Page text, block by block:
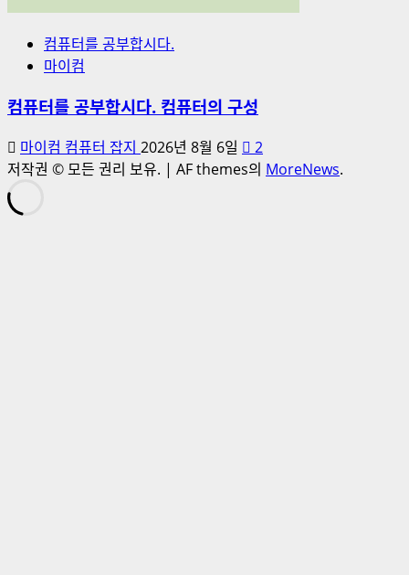
컴퓨터를 공부합시다.
마이컴
컴퓨터를 공부합시다. 컴퓨터의 구성
마이컴 컴퓨터 잡지 2026년 8월 6일
2
저작권 © 모든 권리 보유. | AF themes의 MoreNews.